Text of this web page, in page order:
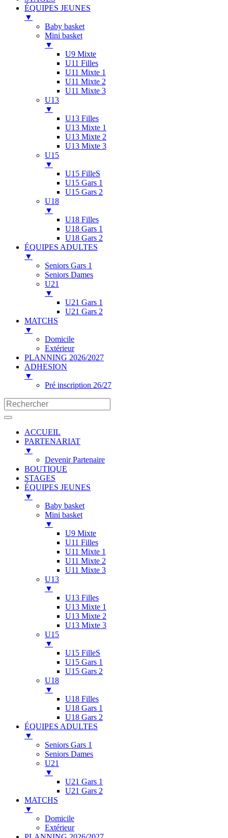
ÉQUIPES JEUNES
▼
Baby basket
Mini basket
▼
U9 Mixte
U11 Filles
U11 Mixte 1
U11 Mixte 2
U11 Mixte 3
U13
▼
U13 Filles
U13 Mixte 1
U13 Mixte 2
U13 Mixte 3
U15
▼
U15 FilleS
U15 Gars 1
U15 Gars 2
U18
▼
U18 Filles
U18 Gars 1
U18 Gars 2
ÉQUIPES ADULTES
▼
Seniors Gars 1
Seniors Dames
U21
▼
U21 Gars 1
U21 Gars 2
MATCHS
▼
Domicile
Extérieur
PLANNING 2026/2027
ADHESION
▼
Pré inscription 26/27
ACCUEIL
PARTENARIAT
▼
Devenir Partenaire
BOUTIQUE
STAGES
ÉQUIPES JEUNES
▼
Baby basket
Mini basket
▼
U9 Mixte
U11 Filles
U11 Mixte 1
U11 Mixte 2
U11 Mixte 3
U13
▼
U13 Filles
U13 Mixte 1
U13 Mixte 2
U13 Mixte 3
U15
▼
U15 FilleS
U15 Gars 1
U15 Gars 2
U18
▼
U18 Filles
U18 Gars 1
U18 Gars 2
ÉQUIPES ADULTES
▼
Seniors Gars 1
Seniors Dames
U21
▼
U21 Gars 1
U21 Gars 2
MATCHS
▼
Domicile
Extérieur